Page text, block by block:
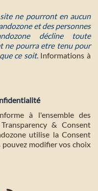
ne pourront en aucun
et des personnes
décline toute
ne pourra etre tenu pour
ce soit. Informations à
à l'ensemble des
& Consent
utilise la Consent
modifier vos choix